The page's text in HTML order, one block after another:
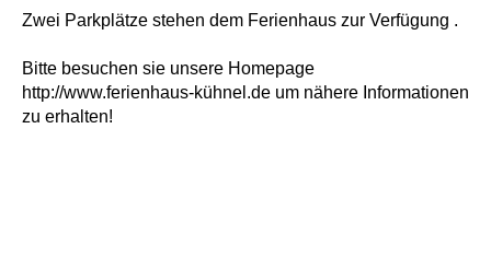
Zwei Parkplätze stehen dem Ferienhaus zur Verfügung .
Bitte besuchen sie unsere Homepage
http://www.ferienhaus-kühnel.de um nähere Informationen
zu erhalten!